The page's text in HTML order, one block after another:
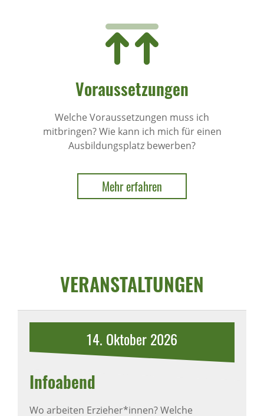
Voraussetzungen
Welche Voraussetzungen muss ich
mitbringen? Wie kann ich mich für einen
Ausbildungsplatz bewerben?
Mehr erfahren
VERANSTALTUNGEN
14. Oktober2026
Infoabend
Wo arbeiten Erzieher*innen? Welche